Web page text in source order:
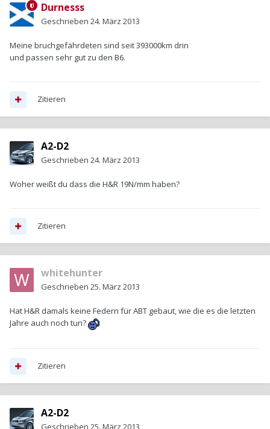
Durnesss
Geschrieben 24. März 2013
Meine bruchgefährdeten sind seit 393000km drin
und passen sehr gut zu den B6.
Zitieren
A2-D2
Geschrieben 24. März 2013
Woher weißt du dass die H&R 19N/mm haben?
Zitieren
whitehunter
Geschrieben 25. März 2013
Hat H&R damals keine Federn für ABT gebaut, wie die es die letzten
Jahre auch noch tun?
Zitieren
A2-D2
Geschrieben 25. März 2013